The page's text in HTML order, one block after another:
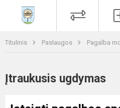
Titulinis Paslaugos Pagalba
Įtraukusis ugdymas